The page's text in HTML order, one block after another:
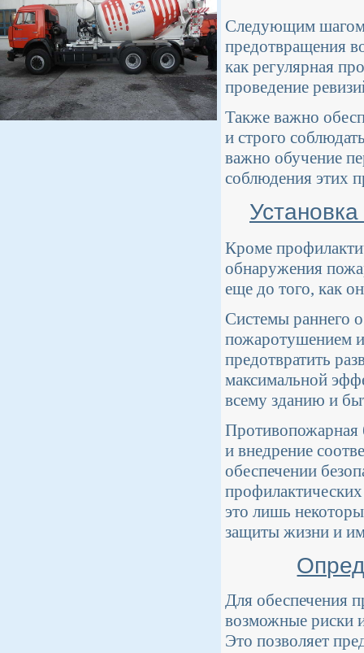
Следующим шагом
предотвращения
как регулярная
проведение
Также важно
и строго
важно обучение
соблюдения этих
Кроме
обнаружения
еще до того, как
Системы раннего
пожаротушением
предотвратить
максимальной
всему зданию и
Противопожарная
и внедрение
обеспечении
это лишь
защиты жизни и
Для обеспечения
возможные риски
Это позволяет